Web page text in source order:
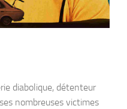
diabolique, détenteur
nombreuses victimes